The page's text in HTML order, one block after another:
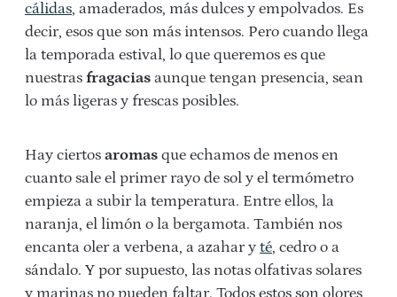
cálidas, amaderados, más dulces y empolvados. Es
decir, esos que son más intensos. Pero cuando llega
la temporada estival, lo que queremos es que
nuestras fragacias aunque tengan presencia, sean
lo más ligeras y frescas posibles.
Hay ciertos aromas que echamos de menos en
cuanto sale el primer rayo de sol y el termómetro
empieza a subir la temperatura. Entre ellos, la
naranja, el limón o la bergamota. También nos
encanta oler a verbena, a azahar y té, cedro o a
sándalo. Y por supuesto, las notas olfativas solares
y marinas no pueden faltar. Todos estos son olores